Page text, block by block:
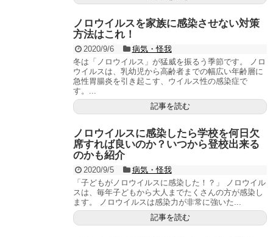
ノロウイルスを家族に感染させない対策
方法はこれ！
2020/9/6
病気・怪我
冬は「ノロウイルス」が猛威を振るう季節です。 ノロ
ウイルスは、乳幼児から高齢者までの幅広い年齢層に
急性胃腸炎を引き起こす、ウイルス性の感染症で
す。...
記事を読む
ノロウイルスに感染したら学校を何日欠
席すれば良いのか？いつから登校出来る
のかも紹介
2020/9/5
病気・怪我
「子どもがノロウイルスに感染した！？」 ノロウイル
スは、毎年子どもから大人までたくさんの方が感染し
ます。 ノロウイルスは感染力が非常に強いた...
記事を読む